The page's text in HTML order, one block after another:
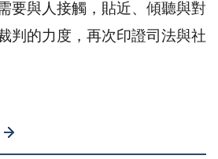
要與人接觸，貼近、傾聽與對
判的力度，再次印證司法與社